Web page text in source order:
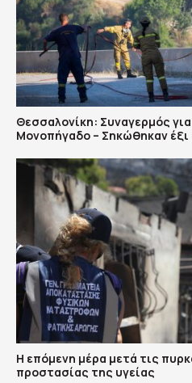
Θεσσαλονίκη: Συναγερμός
Μονοπήγαδο – Σηκώθηκαν έξι
Η επόμενη μέρα μετά τις
προστασίας της υγείας